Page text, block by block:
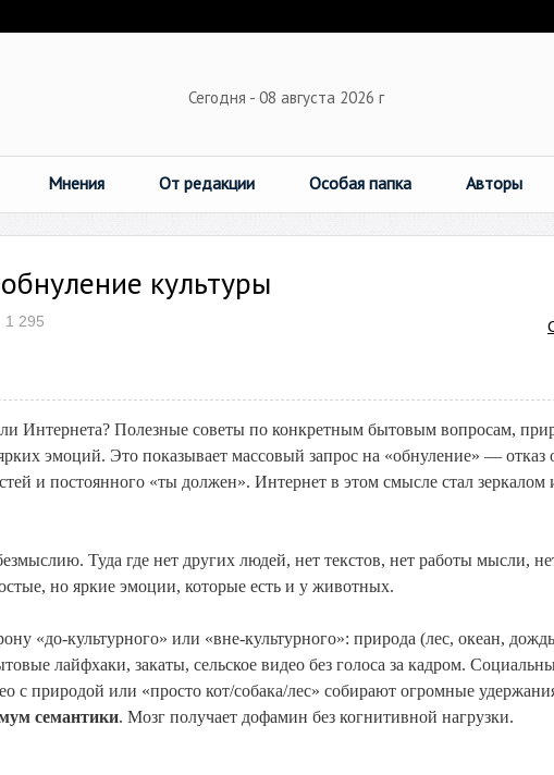
Сегодня - 08 августа 2026 г
Мнения От редакции Особая папка Авторы
культуры
1 295
Интернета? Полезные советы по конкретным бытовым вопросам,
эмоций. Это показывает массовый запрос на «обнуление» — отказ
и постоянного «ты должен». Интернет в этом смысле стал зеркалом
Туда где нет других людей, нет текстов, нет работы мысли,
но яркие эмоции, которые есть и у животных.
«до-культурного» или «вне-культурного»: природа (лес, океан,
лайфхаки, закаты, сельское видео без голоса за кадром.
с природой или «просто кот/собака/лес» собирают огромные
семантики. Мозг получает дофамин без когнитивной нагрузки.